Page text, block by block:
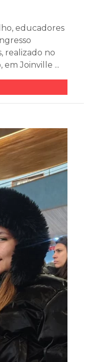
educadores
realizado no
Joinville ...